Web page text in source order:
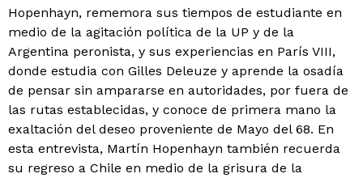
Hopenhayn, rememora sus tiempos de estudiante en
medio de la agitación política de la UP y de la
Argentina peronista, y sus experiencias en París VIII,
donde estudia con Gilles Deleuze y aprende la osadía
de pensar sin ampararse en autoridades, por fuera de
las rutas establecidas, y conoce de primera mano la
exaltación del deseo proveniente de Mayo del 68. En
esta entrevista, Martín Hopenhayn también recuerda
su regreso a Chile en medio de la grisura de la